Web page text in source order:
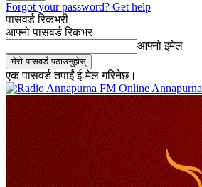
Forgot your password? Get help
पासवर्ड रिकभरी
आफ्नो पासवर्ड रिकभर
आफ्नो इमेल
एक पासवर्ड तपाईं ई-मेल गरिनेछ।
Online Annapurna